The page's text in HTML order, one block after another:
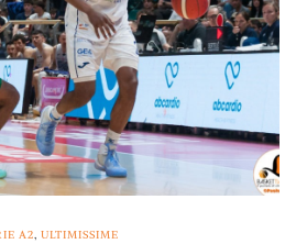
A2, ULTIMISSIME